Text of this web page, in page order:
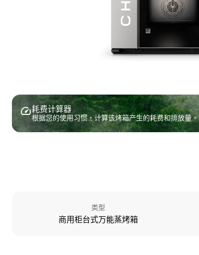
耗费计算器
根据您的使用习惯，计算该烤箱产生的耗费和排放量。
类型
商用柜台式万能蒸烤箱